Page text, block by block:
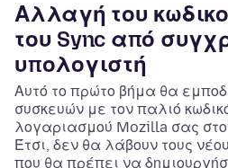
Αλλαγή του
του Sync από
υπολογιστή
Αυτό το πρώτο βήμα θα
συσκευών με τον παλιό
λογαριασμού Mozilla σας
Έτσι, δεν θα λάβουν τους
που θα πρέπει να